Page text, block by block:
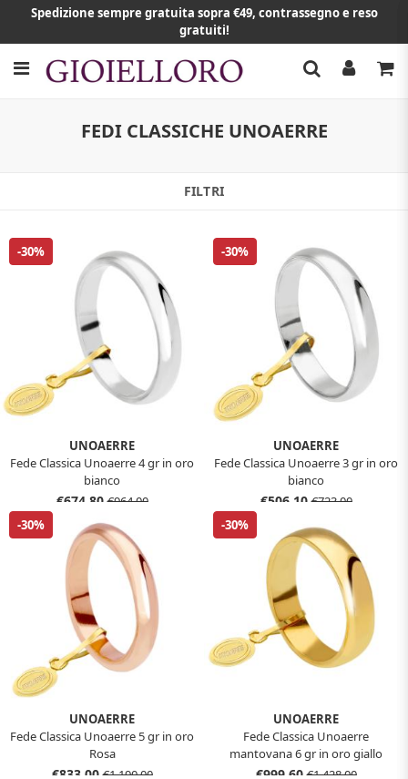
Spedizione sempre gratuita sopra €49, contrassegno e reso
gratuiti!
FEDI CLASSICHE UNOAERRE
FILTRI
-30%
UNOAERRE
Fede Classica Unoaerre 4 gr in oro
bianco
€674,80€964,00
-30%
UNOAERRE
Fede Classica Unoaerre 3 gr in oro
bianco
€506,10€723,00
-30%
UNOAERRE
Fede Classica Unoaerre 5 gr in oro
Rosa
€833,00€1.190,00
-30%
UNOAERRE
Fede Classica Unoaerre
mantovana 6 gr in oro giallo
€999,60€1.428,00